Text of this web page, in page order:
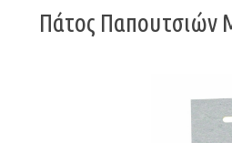
Πάτος Παπουτσιών